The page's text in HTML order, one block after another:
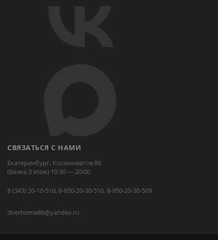
СВЯЗАТЬСЯ С НАМИ
Екатеринбург, Космонавтов 86
(Белка 3 этаж) 10:30 — 20:00
8 (343) 20-10-510, 8-950-20-30-510, 8-950-20-30-509
dverhome86@yandex.ru